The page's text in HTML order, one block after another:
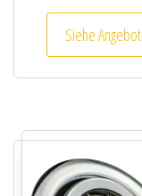
Siehe Angebot